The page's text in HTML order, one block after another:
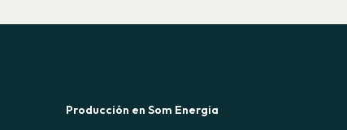
Producción en Som Energia